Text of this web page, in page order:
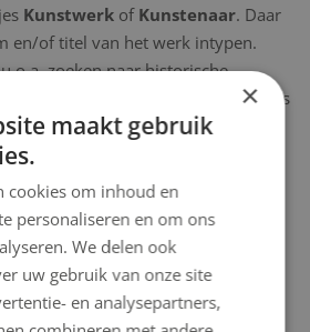
Kunstwerk of Kunstenaar. Daar
en/of titel van het werk intypen.
o.a. zoeken naar historische
de andere kopjes eens aan, zoals
Beelden van Velsen.
het bekijken van onze website!
Ontmoeting van Victor de Beijer
Noord).
×
maakt gebruik
cookies om inhoud en
personaliseren en om ons
We delen ook
uw gebruik van onze site
en analysepartners,